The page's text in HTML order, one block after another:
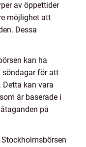
av öppettider
möjlighet att
Dessa
kan ha
söndagar för att
Detta kan vara
är baserade i
på